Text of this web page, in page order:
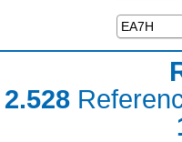
2.528